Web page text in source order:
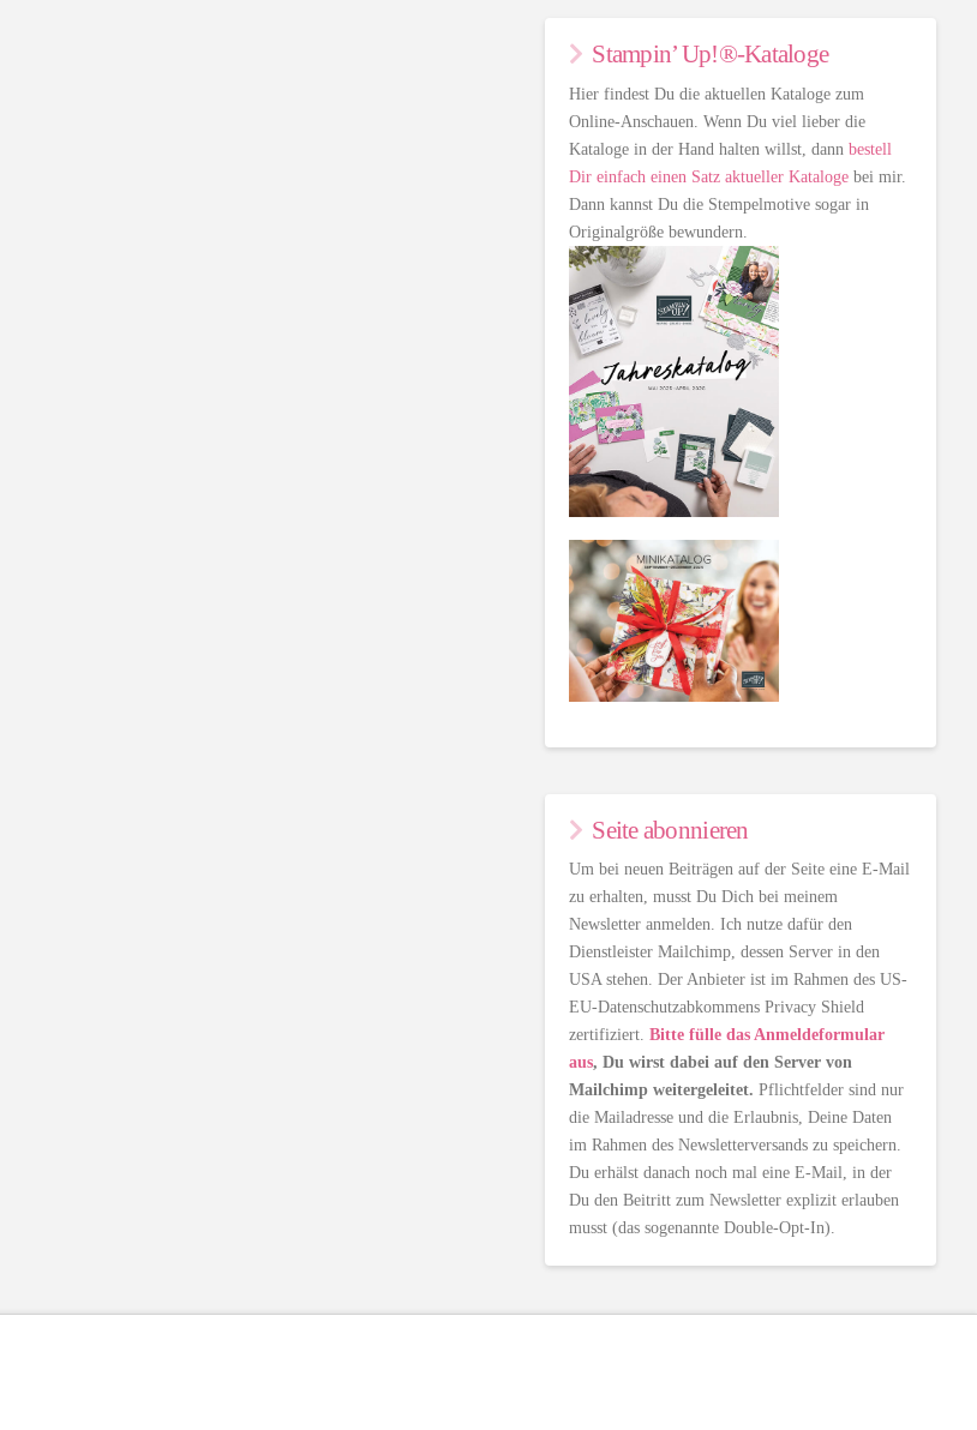
Stampin’ Up!®-Kataloge
Hier findest Du die aktuellen Kataloge zum
Online-Anschauen. Wenn Du viel lieber die
Kataloge in der Hand halten willst, dannbestell
Dir einfach einen Satz aktueller Kataloge bei mir.
Dann kannst Du die Stempelmotive sogar in
Originalgröße bewundern.
Seite abonnieren
Um bei neuen Beiträgen auf der Seite eine E-Mail
zu erhalten, musst Du Dich bei meinem
Newsletter anmelden. Ich nutze dafür den
Dienstleister Mailchimp, dessen Server in den
USA stehen. Der Anbieter ist im Rahmen des US-
EU-Datenschutzabkommens Privacy Shield
zertifiziert.Bitte fülle das Anmeldeformular
aus, Du wirst dabei auf den Server von
Mailchimp weitergeleitet. Pflichtfelder sind nur
die Mailadresse und die Erlaubnis, Deine Daten
im Rahmen des Newsletterversands zu speichern.
Du erhälst danach noch mal eine E-Mail, in der
Du den Beitritt zum Newsletter explizit erlauben
musst (das sogenannte Double-Opt-In).